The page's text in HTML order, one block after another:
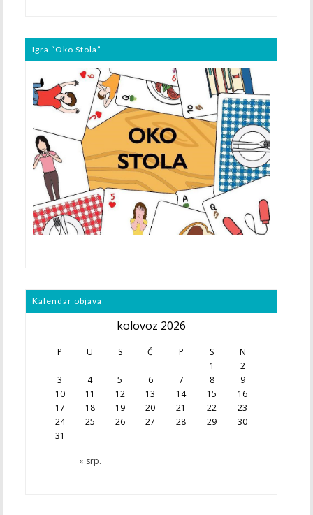
Igra “Oko Stola”
Kalendar objava
kolovoz 2026
P U S Č P S N
« srp.
1
2
3
4 5 6 7 8
9
10
11 12 13 14 15
16
17
18 19 20 21 22
23
24
25 26 27 28 29
30
31